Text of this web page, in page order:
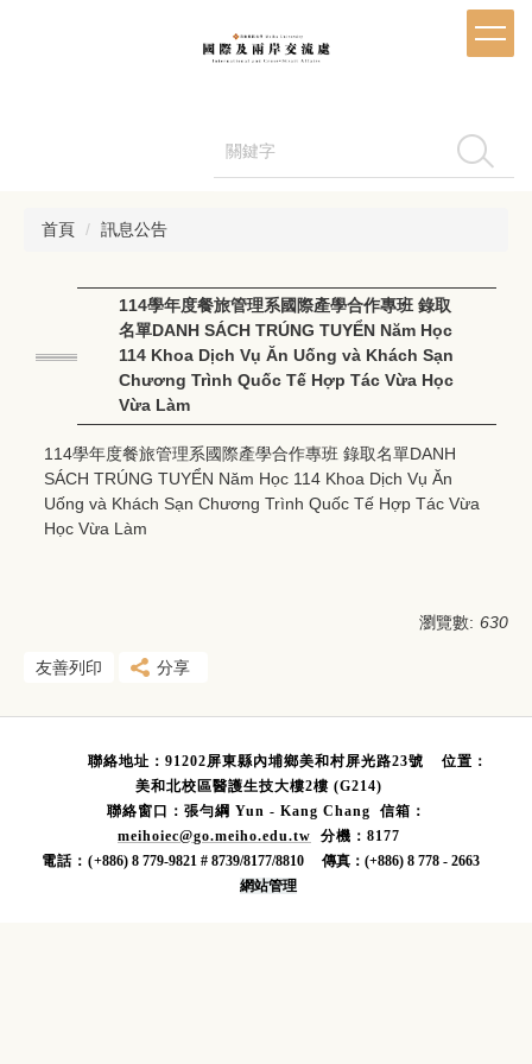
搜尋
首頁 訊息公告
114學年度餐旅管理系國際產學合作專班 錄取
名單DANH SÁCH TRÚNG TUYỂN Năm Học
114 Khoa Dịch Vụ Ăn Uống và Khách Sạn
Chương Trình Quốc Tế Hợp Tác Vừa Học
Vừa Làm
114學年度餐旅管理系國際產學合作專班 錄取名單DANH
SÁCH TRÚNG TUYỂN Năm Học 114 Khoa Dịch Vụ Ăn
Uống và Khách Sạn Chương Trình Quốc Tế Hợp Tác Vừa
Học Vừa Làm
瀏覽數: 630
友善列印 分享
聯絡地址：91202屏東縣內埔鄉美和村屏光路23號
位置：
美和北校區醫護生技大樓2樓 (G214)
聯絡窗口：張勻綱 Yun - Kang Chang 信箱：
meihoiec@go.meiho.edu.tw
分機：8177
電話：(+886) 8 779-9821 # 8739/8177/8810 傳真：(+886) 8 778 - 2663
網站管理